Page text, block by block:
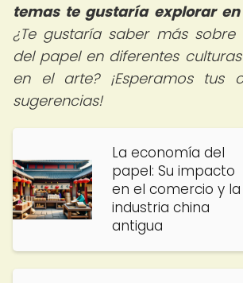
temas te gustaría explorar
¿Te gustaría saber más
del papel en diferentes
en el arte? ¡Esperamos tus
sugerencias!
La economía del
papel: Su impacto
en el comercio y la
industria china
antigua